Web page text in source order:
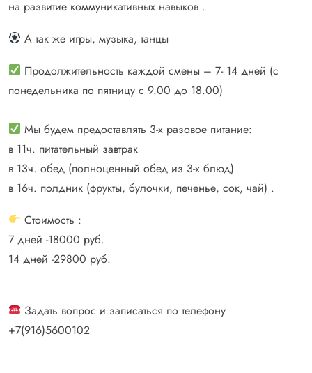
на развитие коммуникативных навыков .
А так же игры, музыка, танцы
Продолжительность каждой смены – 7- 14 дней (с
понедельника по пятницу с 9.00 до 18.00)
Мы будем предоставлять 3-х разовое питание:
в 11ч. питательный завтрак
в 13ч. обед (полноценный обед из 3-х блюд)
в 16ч. полдник (фрукты, булочки, печенье, сок, чай) .
Стоимость :
7 дней -18000 руб.
14 дней -29800 руб.
Задать вопрос и записаться по телефону
+7(916)5600102